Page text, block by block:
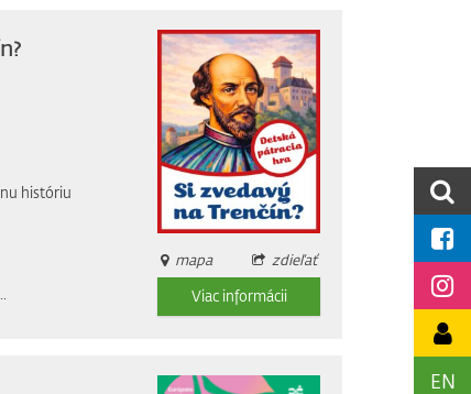
EN
históriu
mapa
zdieľať
Viac informácii